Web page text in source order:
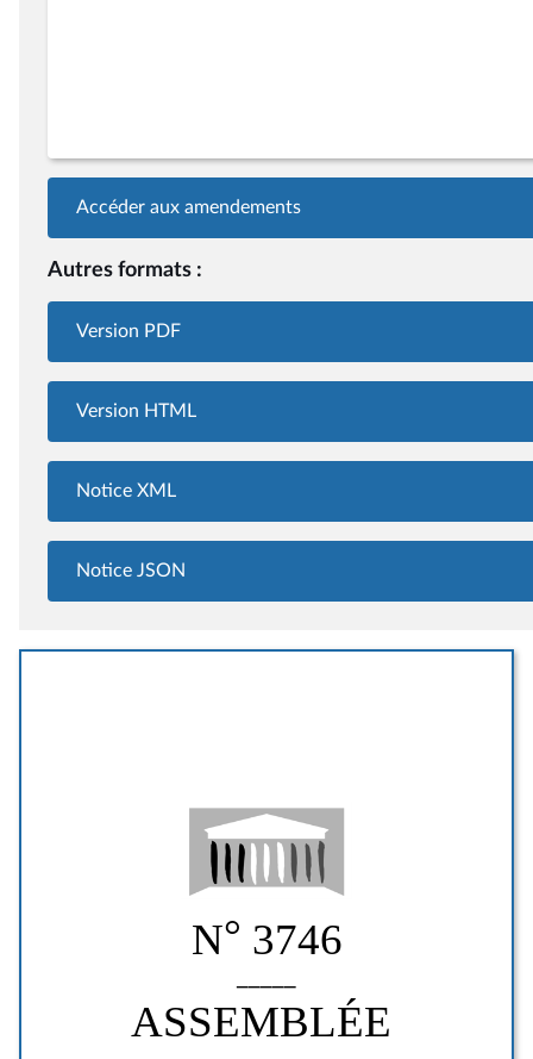
Accéder aux amendements
Autres formats :
Version PDF
Version HTML
Notice XML
Notice JSON